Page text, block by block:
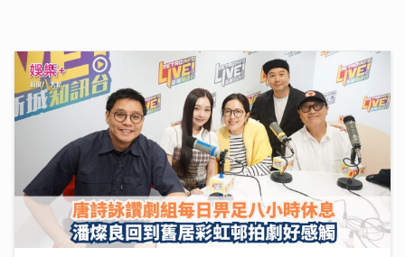
《梨事會》｜唐詩詠讚劇組每日畀足八小時休息 潘燦良
回到舊居彩虹邨拍劇好感觸
29/07/2026